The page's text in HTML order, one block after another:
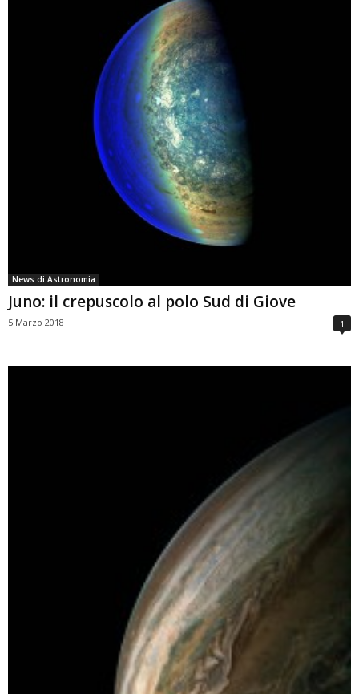
News di Astronomia
Juno: il crepuscolo al polo Sud di Giove
5 Marzo 2018 1